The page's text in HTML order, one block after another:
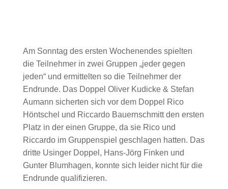
Am Sonntag des ersten Wochenendes spielten
die Teilnehmer in zwei Gruppen „jeder gegen
jeden“ und ermittelten so die Teilnehmer der
Endrunde. Das Doppel Oliver Kudicke & Stefan
Aumann sicherten sich vor dem Doppel Rico
Höntschel und Riccardo Bauernschmitt den ersten
Platz in der einen Gruppe, da sie Rico und
Riccardo im Gruppenspiel geschlagen hatten. Das
dritte Usinger Doppel, Hans-Jörg Finken und
Gunter Blumhagen, konnte sich leider nicht für die
Endrunde qualifizieren.